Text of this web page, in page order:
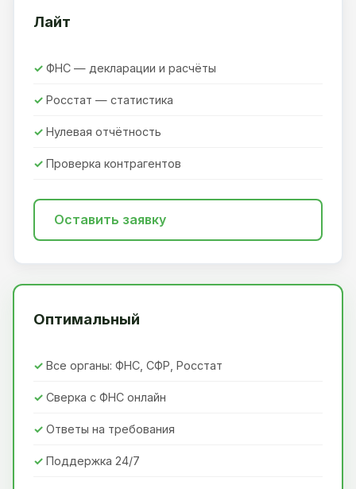
Лайт
ФНС — декларации и расчёты
Росстат — статистика
Нулевая отчётность
Проверка контрагентов
Оставить заявку
Оптимальный
Все органы: ФНС, СФР, Росстат
Сверка с ФНС онлайн
Ответы на требования
Поддержка 24/7